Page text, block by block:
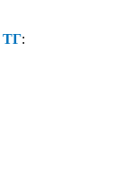
ТГ: